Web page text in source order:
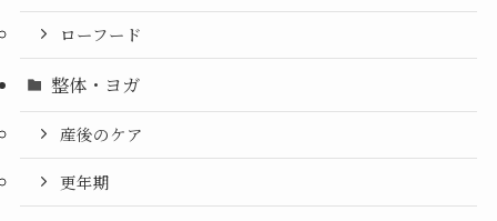
ローフード
整体・ヨガ
産後のケア
更年期